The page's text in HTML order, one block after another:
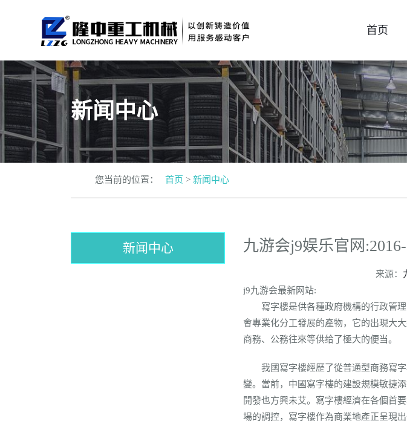
首页
新闻中心
您当前的位置： 首页 > 新闻中心
新闻中心
来源：
j9九游会最新网站:
寫字樓是供各種政府機構的行政管理
會專業化分工發展的產物，它的出現大
商務、公務往來等供给了極大的便当。
我國寫字樓經歷了從普通型商務寫字
變。當前，中國寫字樓的建設規模敏捷
開發也方興未艾。寫字樓經濟在各個首
場的調控，寫字樓作為商業地產正呈現